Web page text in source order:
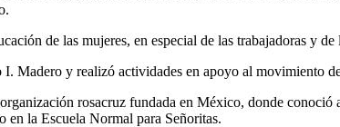
de las mujeres, en especial de las trabajadoras y de
Madero y realizó actividades en apoyo al movimiento
rosacruz fundada en México, donde
en la Escuela Normal para Señoritas.